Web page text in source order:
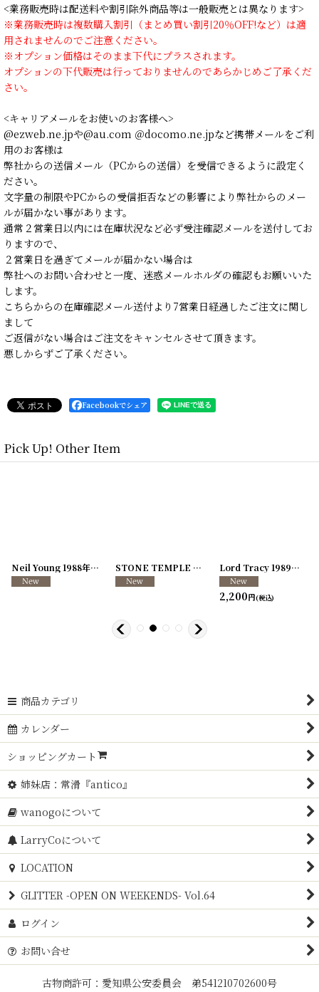
<業務販売時は配送料や割引除外商品等は一般販売とは異なります>
※業務販売時は複数購入割引（まとめ買い割引20％OFF!など）は適
用されませんのでご注意ください。
※オプション価格はそのまま下代にプラスされます。
オプションの下代販売は行っておりませんのであらかじめご了承くだ
さい。
<キャリアメールをお使いのお客様へ>
@ezweb.ne.jpや@au.com ＠docomo.ne.jpなど携帯メールをご利
用のお客様は
弊社からの送信メール（PCからの送信）を受信できるように設定く
ださい。
文字量の制限やPCからの受信拒否などの影響により弊社からのメー
ルが届かない事があります。
通常２営業日以内には在庫状況など必ず受注確認メールを送付してお
りますので、
２営業日を過ぎてメールが届かない場合は
弊社へのお問い合わせと一度、迷惑メールホルダの確認もお願いいた
します。
こちらからの在庫確認メール送付より7営業日経過したご注文に関し
まして
ご返信がない場合はご注文をキャンセルさせて頂きます。
悪しからずご了承ください。
Facebookでシェア
Pick Up! Other Item
[250726-04] [250726-31
Neil Young 1988年 This Note's For You Tour 250117-70]
STONE TEMPLE PILOTS 1996-1997年 TOUR96/97 Lord Tracy 1989年 Deaf Gods of Babylon Tour
2,200円(税込)
商品カテゴリ
カレンダー
ショッピングカート
姉妹店：常滑『antico』
wanogoについて
LarryCoについて
LOCATION
GLITTER -OPEN ON WEEKENDS- Vol.64
ログイン
お問い合せ
古物商許可：愛知県公安委員会 弟541210702600号